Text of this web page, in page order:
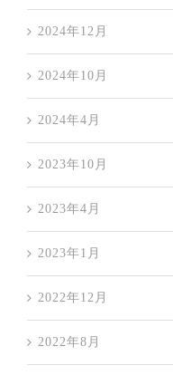
2024年12月
2024年10月
2024年4月
2023年10月
2023年4月
2023年1月
2022年12月
2022年8月